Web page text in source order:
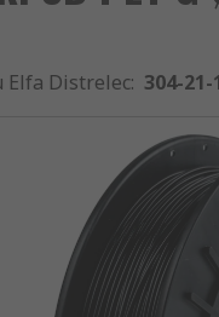
Elfa Distrelec: 304-21-